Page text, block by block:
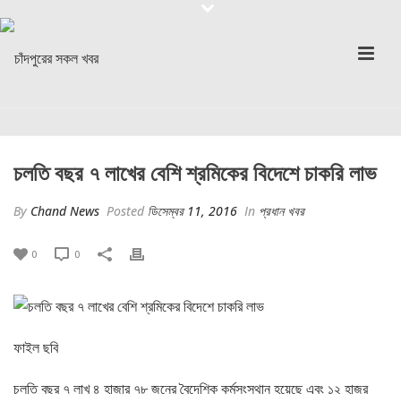
চলতি বছর ৭ লাখের বেশি শ্রমিকের বিদেশে চাকরি লাভ
By Chand News Posted ডিসেম্বর 11, 2016 In প্রধান খবর
0 0
ফাইল ছবি
চলতি বছর ৭ লাখ ৪ হাজার ৭৮ জনের বৈদেশিক কর্মসংস্থান হয়েছে এবং ১২ হাজর